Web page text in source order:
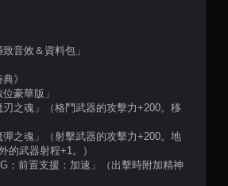
音效＆資料包」
》
豪華版」
之魂」（格鬥武器的攻擊力+200。移
之魂」（射擊武器的攻擊力+200。地
的武器射程+1。）
前置支援：加速」（出擊時附加精神